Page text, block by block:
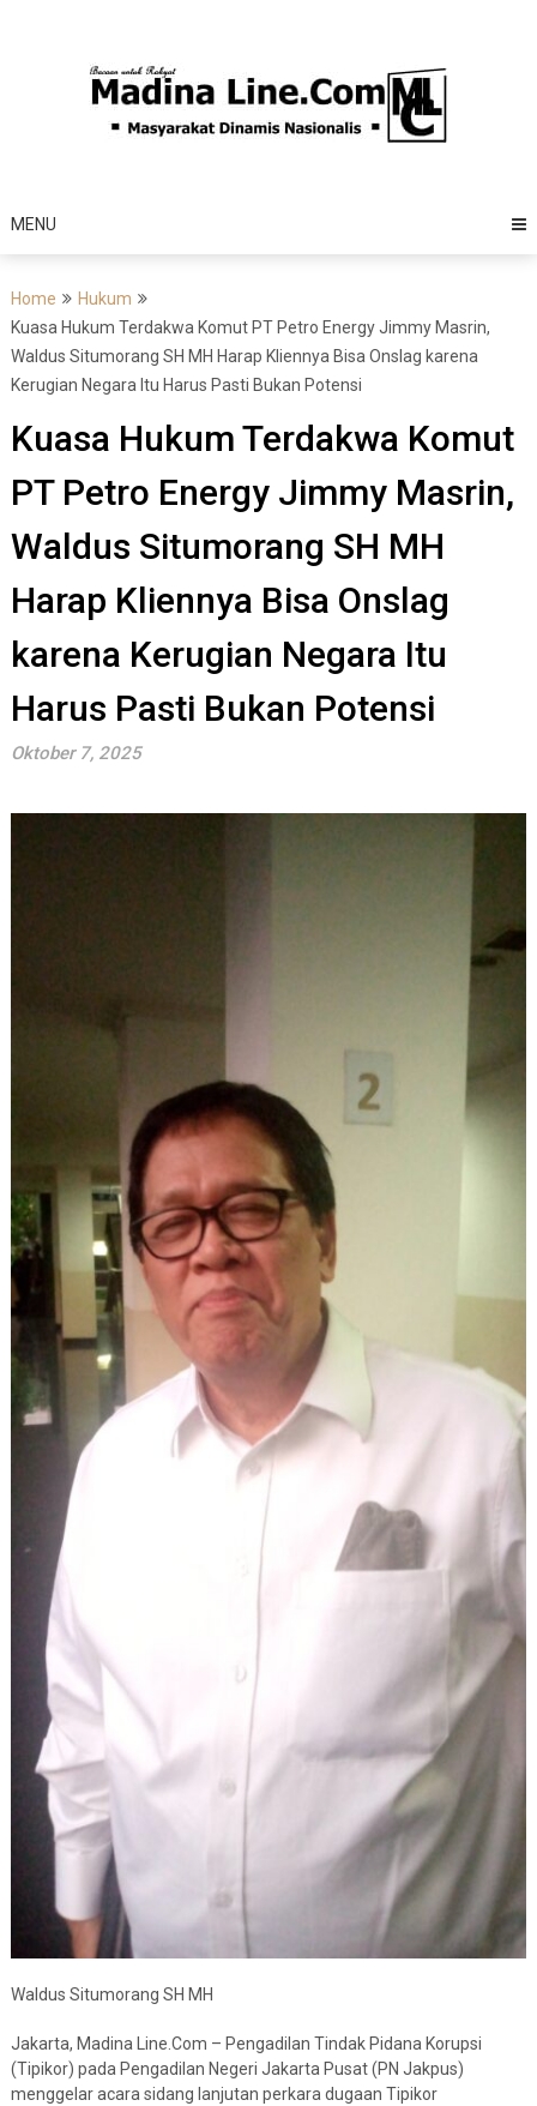
MENU
Home
Hukum
Kuasa Hukum Terdakwa Komut PT Petro Energy Jimmy Masrin,
Waldus Situmorang SH MH Harap Kliennya Bisa Onslag karena
Kerugian Negara Itu Harus Pasti Bukan Potensi
Kuasa Hukum Terdakwa Komut
PT Petro Energy Jimmy Masrin,
Waldus Situmorang SH MH
Harap Kliennya Bisa Onslag
karena Kerugian Negara Itu
Harus Pasti Bukan Potensi
Oktober 7, 2025
Waldus Situmorang SH MH
Jakarta, Madina Line.Com – Pengadilan Tindak Pidana Korupsi
(Tipikor) pada Pengadilan Negeri Jakarta Pusat (PN Jakpus)
menggelar acara sidang lanjutan perkara dugaan Tipikor